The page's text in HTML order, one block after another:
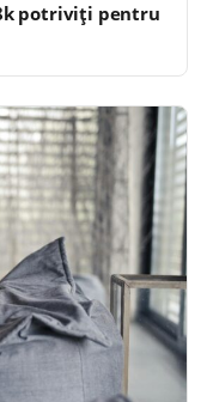
potriviți pentru